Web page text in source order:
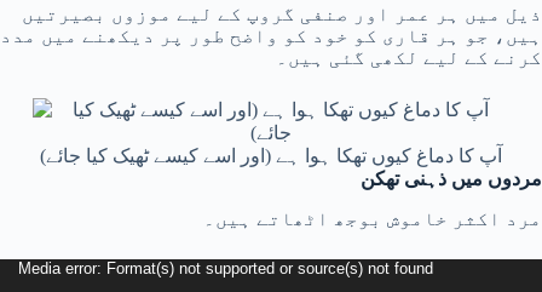
ذیل میں ہر عمر اور صنفی گروپ کے لیے موزوں بصیرتیں
ہیں، جو ہر قاری کو خود کو واضح طور پر دیکھنے میں مدد
کرنے کے لیے لکھی گئی ہیں۔
آپ کا دماغ کیوں تھکا ہوا ہے (اور اسے کیسے ٹھیک کیا جائے)
مردوں میں ذہنی تھکن
مرد اکثر خاموش بوجھ اٹھاتے ہیں۔
Media error: Format(s) not supported or source(s) not found